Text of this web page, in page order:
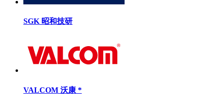
SGK 昭和技研
VALCOM 沃康 *